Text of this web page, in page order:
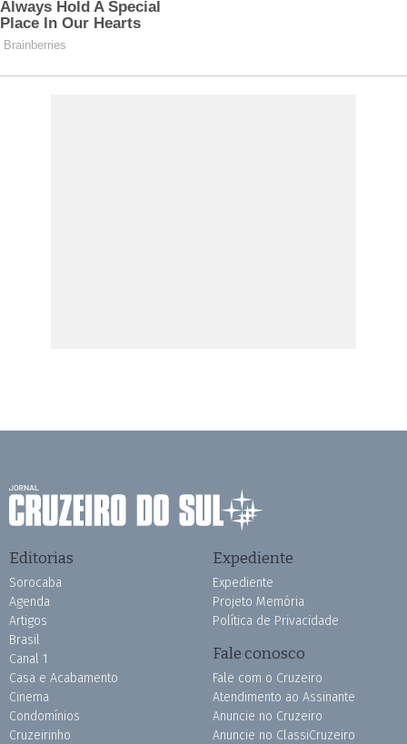
Editorias
Sorocaba
Agenda
Artigos
Brasil
Canal 1
Casa e Acabamento
Cinema
Condomínios
Cruzeirinho
Expediente
Expediente
Projeto Memória
Política de Privacidade
Fale conosco
Fale com o Cruzeiro
Atendimento ao Assinante
Anuncie no Cruzeiro
Anuncie no ClassiCruzeiro